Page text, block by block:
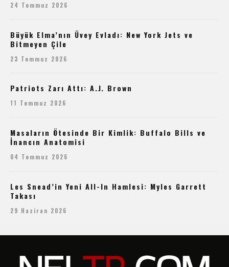
24 Temmuz 2026
Büyük Elma’nın Üvey Evladı: New York Jets ve
Bitmeyen Çile
23 Temmuz 2026
Patriots Zarı Attı: A.J. Brown
11 Temmuz 2026
Masaların Ötesinde Bir Kimlik: Buffalo Bills ve
İnancın Anatomisi
04 Temmuz 2026
Les Snead’in Yeni All-In Hamlesi: Myles Garrett
Takası
29 Haziran 2026